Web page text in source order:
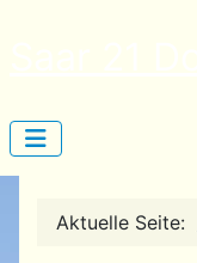
Aktuelle Seite: